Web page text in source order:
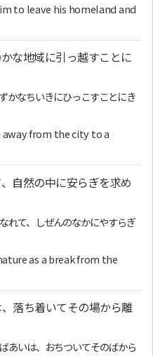
to leave his homeland and
な地域に引っ越すことに
かなちいきにひっこすことにき
from the city to a
自然の中に安らぎを求め
れて、しぜんのなかにやすらぎ
as a break from the
落ち着いてその場から離
あいは、おちついてそのばから